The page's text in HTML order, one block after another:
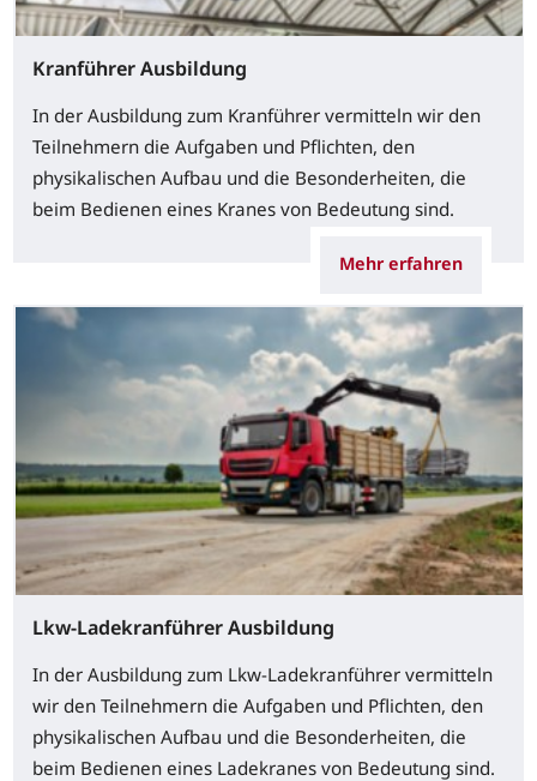
Kranführer Ausbildung
In der Ausbildung zum Kranführer vermitteln wir den
Teilnehmern die Aufgaben und Pflichten, den
physikalischen Aufbau und die Besonderheiten, die
beim Bedienen eines Kranes von Bedeutung sind.
Mehr erfahren
Lkw-Ladekranführer Ausbildung
In der Ausbildung zum Lkw-Ladekranführer vermitteln
wir den Teilnehmern die Aufgaben und Pflichten, den
physikalischen Aufbau und die Besonderheiten, die
beim Bedienen eines Ladekranes von Bedeutung sind.